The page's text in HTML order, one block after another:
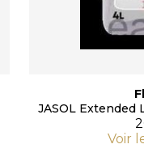
JASOL Extended
Voir